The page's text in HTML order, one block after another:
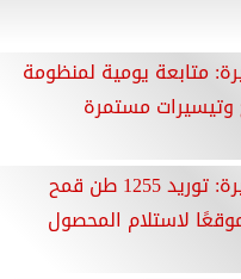
متابعة يومية لمنظومة
وتيسيرات مستمرة
محافظ البحيرة: توريد 1255 طن قمح